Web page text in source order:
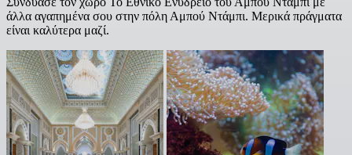
άλλα αγαπημένα σου στην πόλη Αμπού Ντάμπι. Μερικά πράγματα
είναι καλύτερα μαζί.